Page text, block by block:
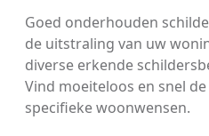
Goed onderhouden
de uitstraling van uw
diverse erkende
Vind moeiteloos en snel
specifieke woonwensen.